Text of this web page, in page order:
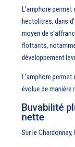
L’amphore permet
hectolitres, dans
moyen de
flottants,
développement
L’amphore
évolue de manière
Buvabilité
nette
Sur le